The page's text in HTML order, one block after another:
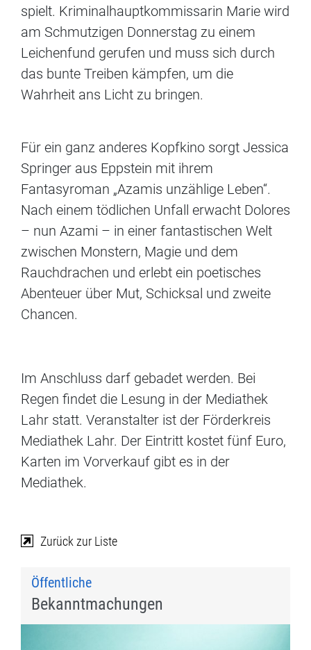
spielt. Kriminalhauptkommissarin Marie wird
am Schmutzigen Donnerstag zu einem
Leichenfund gerufen und muss sich durch
das bunte Treiben kämpfen, um die
Wahrheit ans Licht zu bringen.
Für ein ganz anderes Kopfkino sorgt Jessica
Springer aus Eppstein mit ihrem
Fantasyroman „Azamis unzählige Leben“.
Nach einem tödlichen Unfall erwacht Dolores
– nun Azami – in einer fantastischen Welt
zwischen Monstern, Magie und dem
Rauchdrachen und erlebt ein poetisches
Abenteuer über Mut, Schicksal und zweite
Chancen.
Im Anschluss darf gebadet werden. Bei
Regen findet die Lesung in der Mediathek
Lahr statt. Veranstalter ist der Förderkreis
Mediathek Lahr. Der Eintritt kostet fünf Euro,
Karten im Vorverkauf gibt es in der
Mediathek.
Zurück zur Liste
Öffentliche
Bekanntmachungen